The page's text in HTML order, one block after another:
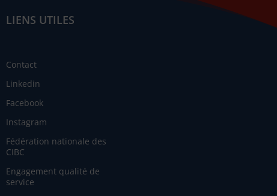
LIENS UTILES
Contact
Linkedin
Facebook
Instagram
Fédération nationale des
CIBC
Engagement qualité de
service